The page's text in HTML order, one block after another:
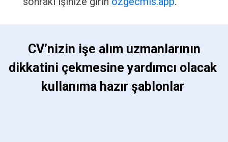
dikkatini çekmesine yardımcı olacak
kullanıma hazır şablonlar